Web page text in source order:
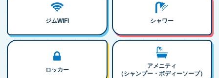
ジムWIFI シャワー
ロッカー
アメニティ
（シャンプー・ボディーソープ）